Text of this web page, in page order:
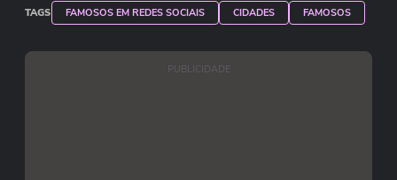
TAGS FAMOSOS EM REDES SOCIAIS CIDADES FAMOSOS
PUBLICIDADE